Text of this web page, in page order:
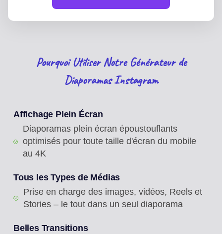
Pourquoi Utiliser Notre Générateur de
Diaporamas Instagram
Affichage Plein Écran
Diaporamas plein écran époustouflants
optimisés pour toute taille d'écran du mobile
au 4K
Tous les Types de Médias
Prise en charge des images, vidéos, Reels et
Stories – le tout dans un seul diaporama
Belles Transitions